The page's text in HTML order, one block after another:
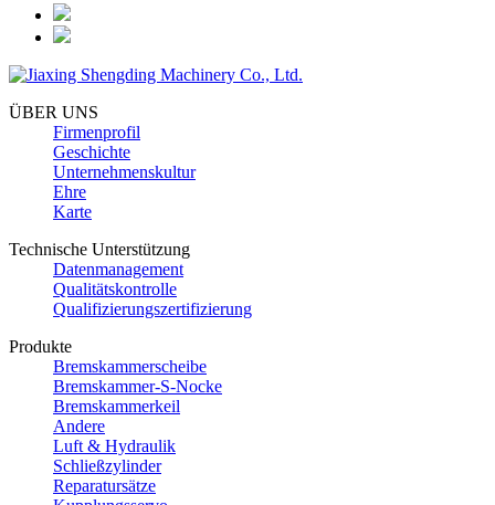
ÜBER UNS
Firmenprofil
Geschichte
Unternehmenskultur
Ehre
Karte
Technische Unterstützung
Datenmanagement
Qualitätskontrolle
Qualifizierungszertifizierung
Produkte
Bremskammerscheibe
Bremskammer-S-Nocke
Bremskammerkeil
Andere
Luft & Hydraulik
Schließzylinder
Reparatursätze